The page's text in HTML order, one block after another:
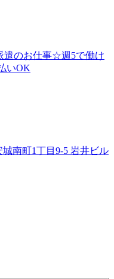
遣のお仕事☆週5で働け
いOK
南町1丁目9-5 岩井ビル